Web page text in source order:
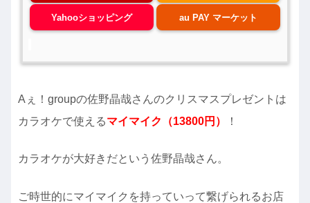
Yahooショッピング au PAY マーケット
Aぇ！groupの佐野晶哉さんのクリスマスプレゼントは
カラオケで使えるマイマイク（13800円） ！
カラオケが大好きだという佐野晶哉さん。
ご時世的にマイマイクを持っていって繋げられるお店